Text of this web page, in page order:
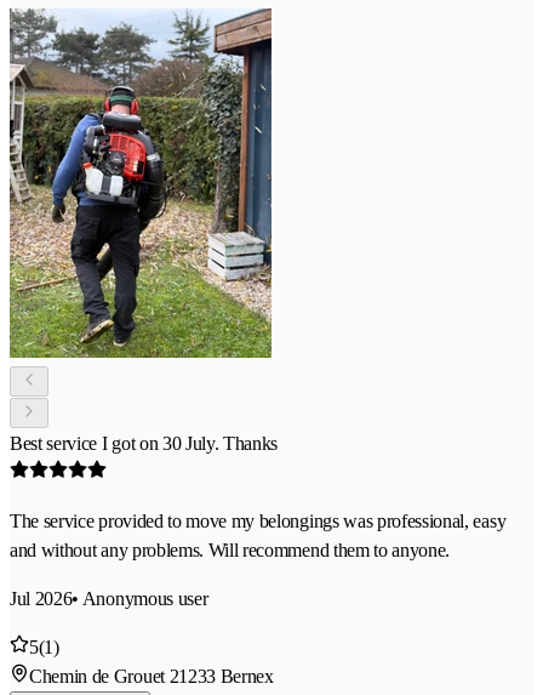
Best service I got on 30 July. Thanks
The service provided to move my belongings was professional, easy
and without any problems. Will recommend them to anyone.
Jul 2026• Anonymous user
5(1)
Chemin de Grouet 21233 Bernex